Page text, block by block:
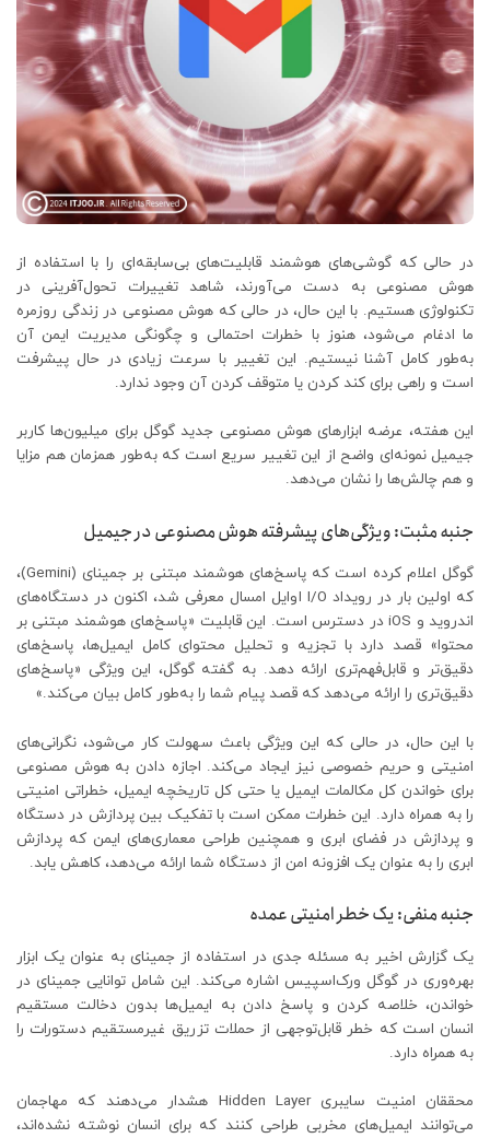
در حالی که گوشی‌های هوشمند قابلیت‌های بی‌سابقه‌ای را با استفاده از
هوش مصنوعی به دست می‌آورند، شاهد تغییرات تحول‌آفرینی در
تکنولوژی هستیم. با این حال، در حالی که هوش مصنوعی در زندگی روزمره
ما ادغام می‌شود، هنوز با خطرات احتمالی و چگونگی مدیریت ایمن آن
به‌طور کامل آشنا نیستیم. این تغییر با سرعت زیادی در حال پیشرفت
است و راهی برای کند کردن یا متوقف کردن آن وجود ندارد.
این هفته، عرضه ابزارهای هوش مصنوعی جدید گوگل برای میلیون‌ها کاربر
جیمیل نمونه‌ای واضح از این تغییر سریع است که به‌طور همزمان هم مزایا
و هم چالش‌ها را نشان می‌دهد.
جنبه مثبت: ویژگی‌های پیشرفته هوش مصنوعی در جیمیل
گوگل اعلام کرده است که پاسخ‌های هوشمند مبتنی بر جمینای (Gemini)،
که اولین بار در رویداد I/O اوایل امسال معرفی شد، اکنون در دستگاه‌های
اندروید و iOS در دسترس است. این قابلیت «پاسخ‌های هوشمند مبتنی بر
محتوا» قصد دارد با تجزیه و تحلیل محتوای کامل ایمیل‌ها، پاسخ‌های
دقیق‌تر و قابل‌فهم‌تری ارائه دهد. به گفته گوگل، این ویژگی «پاسخ‌های
دقیق‌تری را ارائه می‌دهد که قصد پیام شما را به‌طور کامل بیان می‌کند.»
با این حال، در حالی که این ویژگی باعث سهولت کار می‌شود، نگرانی‌های
امنیتی و حریم خصوصی نیز ایجاد می‌کند. اجازه دادن به هوش مصنوعی
برای خواندن کل مکالمات ایمیل یا حتی کل تاریخچه ایمیل، خطراتی امنیتی
را به همراه دارد. این خطرات ممکن است با تفکیک بین پردازش در دستگاه
و پردازش در فضای ابری و همچنین طراحی معماری‌های ایمن که پردازش
ابری را به عنوان یک افزونه امن از دستگاه شما ارائه می‌دهد، کاهش یابد.
جنبه منفی: یک خطر امنیتی عمده
یک گزارش اخیر به مسئله جدی در استفاده از جمینای به عنوان یک ابزار
بهره‌وری در گوگل ورک‌اسپیس اشاره می‌کند. این شامل توانایی جمینای در
خواندن، خلاصه کردن و پاسخ دادن به ایمیل‌ها بدون دخالت مستقیم
انسان است که خطر قابل‌توجهی از حملات تزریق غیرمستقیم دستورات را
به همراه دارد.
محققان امنیت سایبری Hidden Layer هشدار می‌دهند که مهاجمان
می‌توانند ایمیل‌های مخربی طراحی کنند که برای انسان نوشته نشده‌اند،